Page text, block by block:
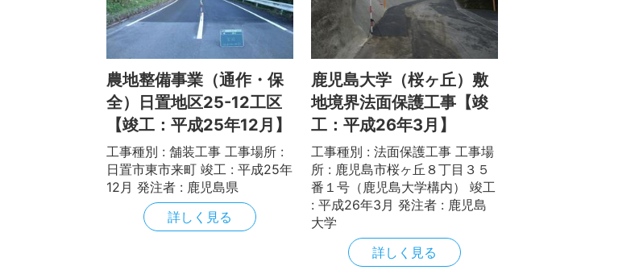
農地整備事業（通作・保
全）日置地区25-12工区
【竣工：平成25年12月】
工事種別 : 舗装工事 工事場所 :
日置市東市来町 竣工 : 平成25年
12月 発注者 : 鹿児島県
詳しく見る
鹿児島大学（桜ヶ丘）敷
地境界法面保護工事【竣
工：平成26年3月】
工事種別 : 法面保護工事 工事場
所 : 鹿児島市桜ヶ丘８丁目３５
番１号（鹿児島大学構内） 竣工
: 平成26年3月 発注者 : 鹿児島
大学
詳しく見る